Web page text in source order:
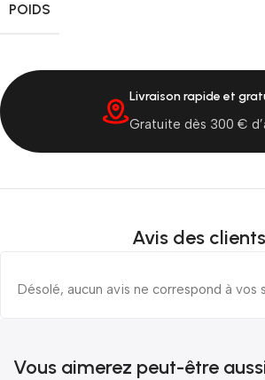
POIDS
Livraison rapide et
Gratuite dès 300 €
Avis des clients
Désolé, aucun avis ne correspond à vos
Vous aimerez peut-être